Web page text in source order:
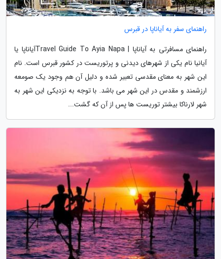
راهنمای سفر به آیاناپا در قبرس
راهنمای مسافرتی به آیاناپا | Travel Guide To Ayia Napaآیاناپا یا
آیانیا نام یکی از شهرهای دیدنی و پرتوریست در کشور قبرس است. نام
این شهر به معنای مقدسی تعبیر شده و دلیل آن هم وجود یک صومعه
ارزشمند و مقدس در این شهر می باشد. با توجه به نزدیکی این شهر به
شهر لارناکا بیشتر توریست ها پس از آن که گشت...